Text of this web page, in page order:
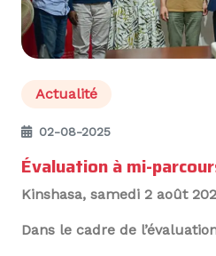
Actualité
02-08-2025
Kinshasa, samedi 2 août
Dans le cadre de